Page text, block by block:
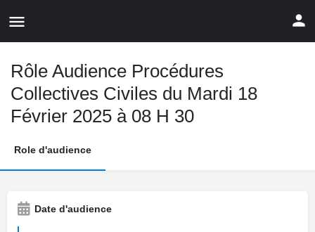
Rôle Audience Procédures
Collectives Civiles du Mardi 18
Février 2025 à 08 H 30
Role d'audience
Date d'audience